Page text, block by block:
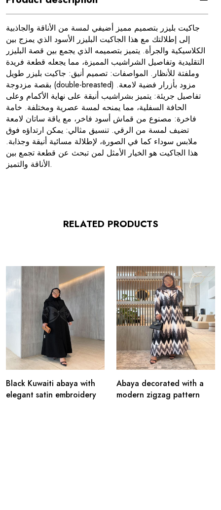
جاكيت بليزر بتصميم مميز أضيفي لمسة من الأناقة والجاذبية
إلى إطلالتك مع هذا الجاكيت البليزر الأسود الذي يمزج بين
الكلاسيكية والجرأة. يتميز بتصميمه الذي يجمع بين قصة البليزر
التقليدية وتفاصيل الشراشيب المميزة، مما يجعله قطعة فريدة
وملفتة للأنظار. المواصفات: تصميم أنيق: جاكيت بليزر طويل
بقصة مزدوجة (double-breasted) مزود بأزرار فضية لامعة.
تفاصيل جريئة: يتميز بشراشيب أنيقة على نهاية الأكمام وعلى
الحافة السفلية، مما يمنحه لمسة عصرية ومختلفة. خامة
فاخرة: مصنوع من قماش أسود فاخر، مع ياقة ساتان لامعة
تضيف لمسة من الرقي. تنسيق مثالي: يمكن ارتداؤه فوق
ملابس سوداء كما في الصورة، لإطلالة مسائية أنيقة وجذابة.
هذا الجاكيت هو الخيار الأمثل لمن تبحث عن قطعة تجمع بين
الأناقة والتميز.
RELATED PRODUCTS
Black Kuwaiti abaya with
elegant satin embroidery
Abaya decorated with a
modern zigzag pattern